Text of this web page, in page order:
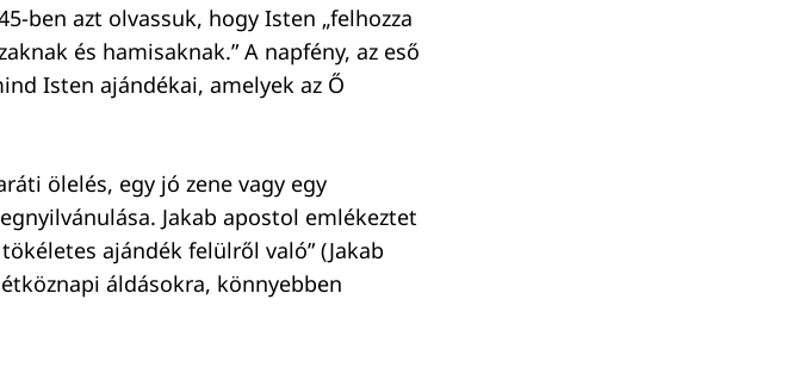
ben azt olvassuk, hogy Isten „felhozza
és hamisaknak.” A napfény, az eső
Isten ajándékai, amelyek az Ő
ölelés, egy jó zene vagy egy
Jakab apostol emlékeztet
ajándék felülről való” (Jakab
áldásokra, könnyebben